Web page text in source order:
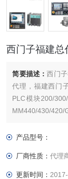
西门子福建总
简要描述：西门
代理，福建西门
PLC模块200/
MM440/430/420/
数控伺服，西门
产品型号：
厂商性质：代理
更新时间：